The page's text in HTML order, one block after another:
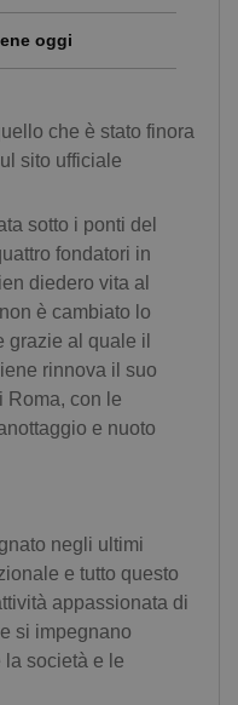
oggi
che è stato finora
sito ufficiale
sotto i ponti del
fondatori in
diedero vita al
è cambiato lo
grazie al quale il
rinnova il suo
Roma, con le
e nuoto
negli ultimi
e tutto questo
appassionata di
si impegnano
società e le
l'ebook